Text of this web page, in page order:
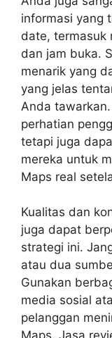
informasi yang
date, termasuk
dan jam buka.
menarik yang
yang jelas
Anda
perhatian
tetapi juga
mereka untuk
Maps real
Kualitas dan
juga dapat
strategi ini.
atau dua
Gunakan
media sosial
pelanggan